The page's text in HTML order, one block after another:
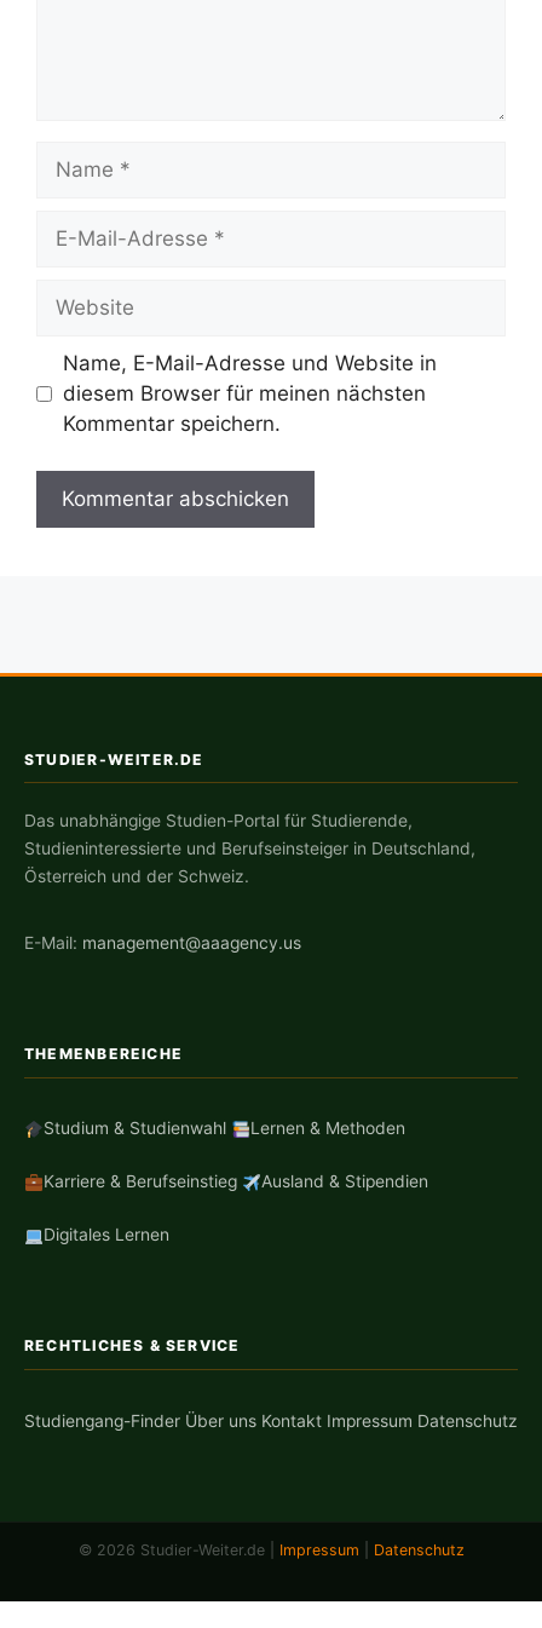
Name
Website
Name, E-Mail-Adresse und Website in
diesem Browser für meinen nächsten
Kommentar speichern.
STUDIER-WEITER.DE
Das unabhängige Studien-Portal für Studierende,
Studieninteressierte und Berufseinsteiger in Deutschland,
Österreich und der Schweiz.
E-Mail: management@aaagency.us
THEMENBEREICHE
Studium & Studienwahl Lernen & Methoden
Karriere & Berufseinstieg Ausland & Stipendien
Digitales Lernen
RECHTLICHES & SERVICE
Studiengang-Finder Über uns Kontakt Impressum Datenschutz
© 2026 Studier-Weiter.de | Impressum Datenschutz